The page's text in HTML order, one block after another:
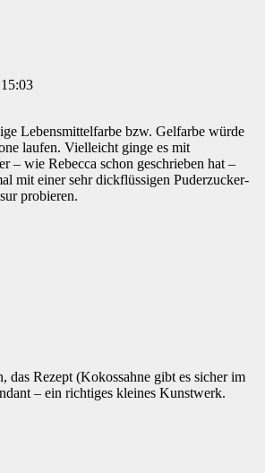
Lebensmittelfarbe bzw. Gelfarbe würde
laufen. Vielleicht ginge es mit
– wie Rebecca schon geschrieben hat –
mit einer sehr dickflüssigen Puderzucker-
probieren.
das Rezept (Kokossahne gibt es sicher im
– ein richtiges kleines Kunstwerk.